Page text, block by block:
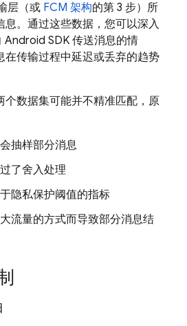
层（或 FCM 架构的第 3 步）所
息。通过这些数据，您可以深入
Android SDK 传送消息的情
在传输过程中延迟或丢弃的趋势
个数据集可能并不精准匹配，原
抽样部分消息
了舍入处理
隐私保护阈值的指标
流量的方式而导致部分消息结